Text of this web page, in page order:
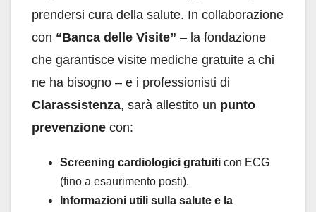
prendersi cura della salute. In collaborazione
con “Banca delle Visite” – la fondazione
che garantisce visite mediche gratuite a chi
ne ha bisogno – e i professionisti di
Clarassistenza, sarà allestito un punto
prevenzione con:
Screening cardiologici gratuiti con ECG
(fino a esaurimento posti).
Informazioni utili sulla salute e la